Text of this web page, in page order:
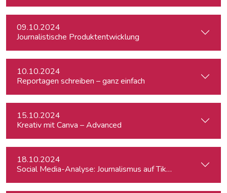
09.10.2024
Journalistische Produktentwicklung
10.10.2024
Reportagen schreiben – ganz einfach
15.10.2024
Kreativ mit Canva – Advanced
18.10.2024
Social Media-Analyse: Journalismus auf TikTok